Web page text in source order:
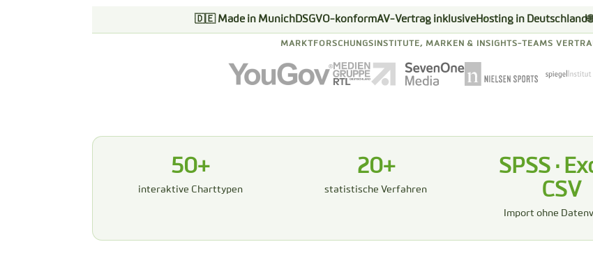
🇩🇪 Made in Munich DSGVO-konformAV-Vertrag inklusive Hosting in Deutschland
MARKTFORSCHUNGSINSTITUTE, MARKEN & INSIGHTS-TEAMS
50+
interaktive Charttypen
20+
statistische Verfahren
SPSS ·
CSV
Import ohne